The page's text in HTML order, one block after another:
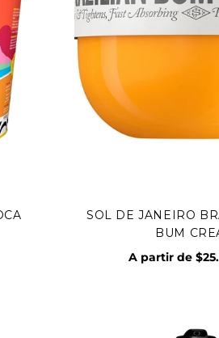
Vista
SOL DE JANEIRO
BUM
A partir de